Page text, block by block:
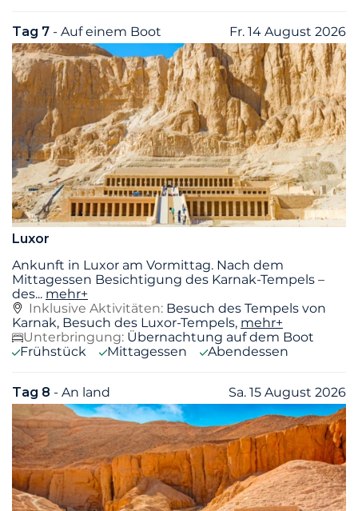
Tag 7 - Auf einem Boot Fr. 14 August 2026
Luxor
Ankunft in Luxor am Vormittag. Nach dem
Mittagessen Besichtigung des Karnak-Tempels –
des... mehr+
Inklusive Aktivitäten: Besuch des Tempels von
Karnak, Besuch des Luxor-Tempels, mehr+
Unterbringung: Übernachtung auf dem Boot
Frühstück
Mittagessen Abendessen
Tag 8 - An land Sa. 15 August 2026